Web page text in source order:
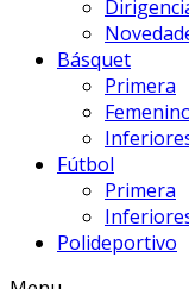
Básquet
Primera
Fútbol
Primera
Polideportivo